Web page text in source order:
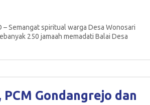
– Semangat spiritual warga Desa Wonosari
250 jamaah memadati Balai Desa
Gondangrejo dan